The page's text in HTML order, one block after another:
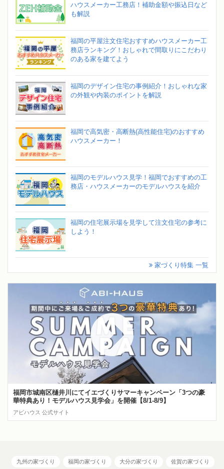
ハウスメーカー工務店！補助金額や振込日など
も解説
福岡の平屋注文住宅おすすめハウスメーカー工
務店ランキング！おしゃれで間取りにこだわり
のある家を建てよう
福岡のデザイン住宅の事例紹介！おしゃれな家
の外観や内装のポイントを解説
福岡で高気密・高断熱(高性能住宅)のおすすめ
ハウスメーカー！
福岡のモデルハウス見学！福岡でおすすめの工
務店・ハウスメーカーのモデルハウスを紹介
福岡の住宅展示場を見学して注文住宅の参考に
しよう！
家づくり特集 一覧
福岡市城南区樋井川にてイエづくりサマーキャンペーン「3つの豪
華特典あり！モデルハウス見学会」を開催【8/1-8/9】
アビハウス 公式サイト
九州の家づくり 福岡の家づくり 大分の家づくり 佐賀の家づくり